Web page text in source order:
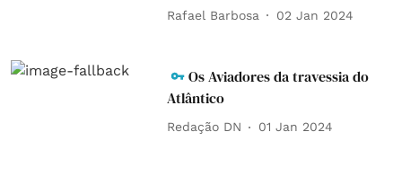
Rafael Barbosa 02 Jan 2024
Os Aviadores da travessia do
Atlântico
Redação DN 01 Jan 2024